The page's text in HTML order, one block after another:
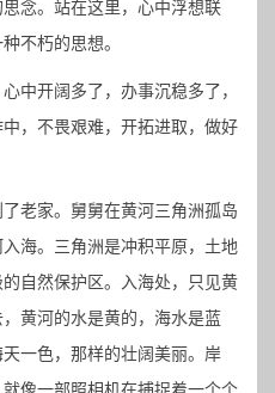
念。站在这里，心中浮想联
不朽的思想。
中开阔多了，办事沉稳多了，
，不畏艰难，开拓进取，做好
老家。舅舅在黄河三角洲孤岛
海。三角洲是冲积平原，土地
自然保护区。入海处，只见黄
黄河的水是黄的，海水是蓝
一色，那样的壮阔美丽。岸
像一部照相机在捕捉着一个个